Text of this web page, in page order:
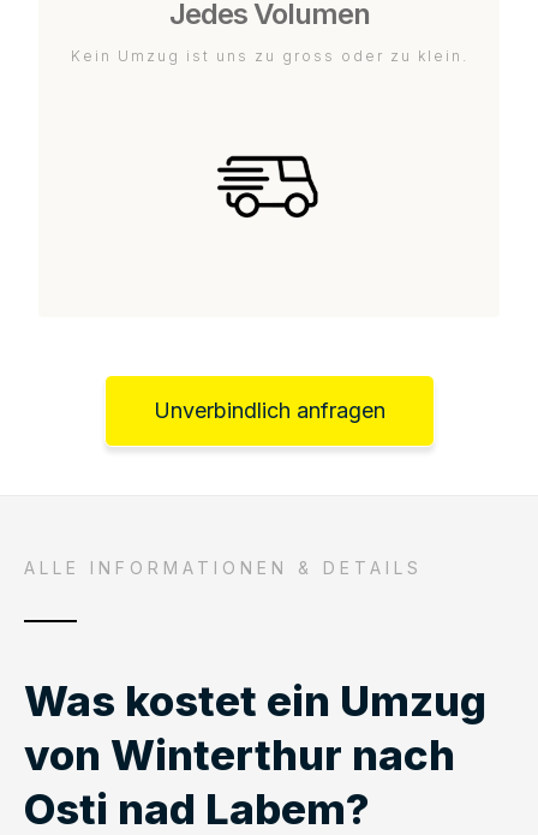
Jedes Volumen
Kein Umzug ist uns zu gross oder zu klein.
Unverbindlich anfragen
ALLE INFORMATIONEN & DETAILS
Was kostet ein Umzug
von Winterthur nach
Osti nad Labem?